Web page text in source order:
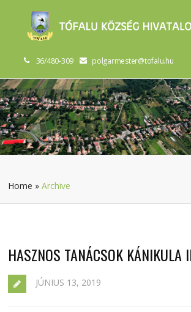
36/480-309 polgarmester@tofalu.hu
Home »Archive
HASZNOS TANÁCSOK KÁNIKULA
JÚNIUS 13, 2019